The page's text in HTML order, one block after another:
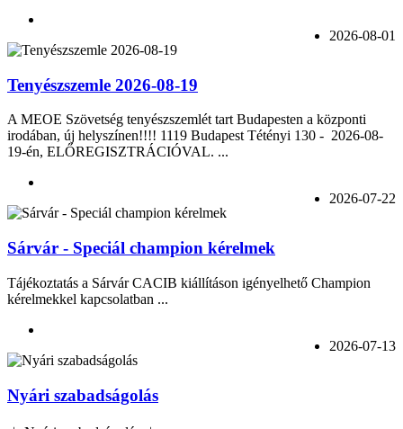
2026-08-01
Tenyészszemle 2026-08-19
A MEOE Szövetség tenyészszemlét tart Budapesten a központi
irodában, új helyszínen!!!! 1119 Budapest Tétényi 130 - 2026-08-
19-én, ELŐREGISZTRÁCIÓVAL. ...
2026-07-22
Sárvár - Speciál champion kérelmek
Tájékoztatás a Sárvár CACIB kiállításon igényelhető Champion
kérelmekkel kapcsolatban ...
2026-07-13
Nyári szabadságolás